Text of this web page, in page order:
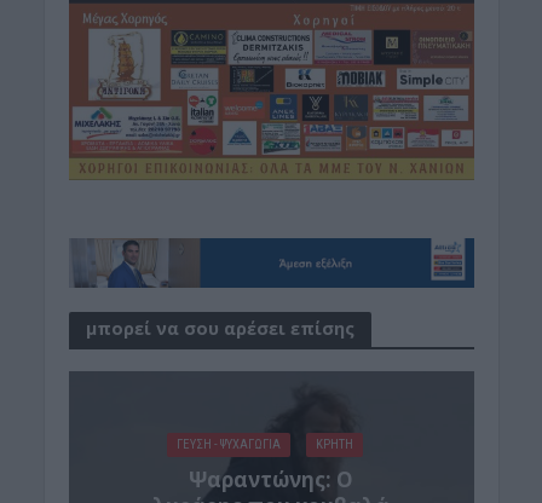
μπορεί να σου αρέσει επίσης
ΓΕΎΣΗ - ΨΥΧΑΓΩΓΊΑ ΚΡΗΤΗ
Ψαραντώνης: Ο